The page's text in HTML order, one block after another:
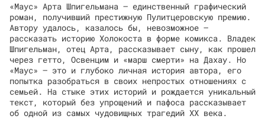
«Маус» Арта Шпигельмана — единственный графический
роман, получивший престижную Пулитцеровскую премию.
Автору удалось, казалось бы, невозможное —
рассказать историю Холокоста в форме комикса. Владек
Шпигельман, отец Арта, рассказывает сыну, как прошел
через гетто, Освенцим и «марш смерти» на Дахау. Но
«Маус» — это и глубоко личная история автора, его
попытка разобраться в своих непростых отношениях с
семьей. На стыке этих историй и рождается уникальный
текст, который без упрощений и пафоса рассказывает
об одной из самых чудовищных трагедий ХХ века.